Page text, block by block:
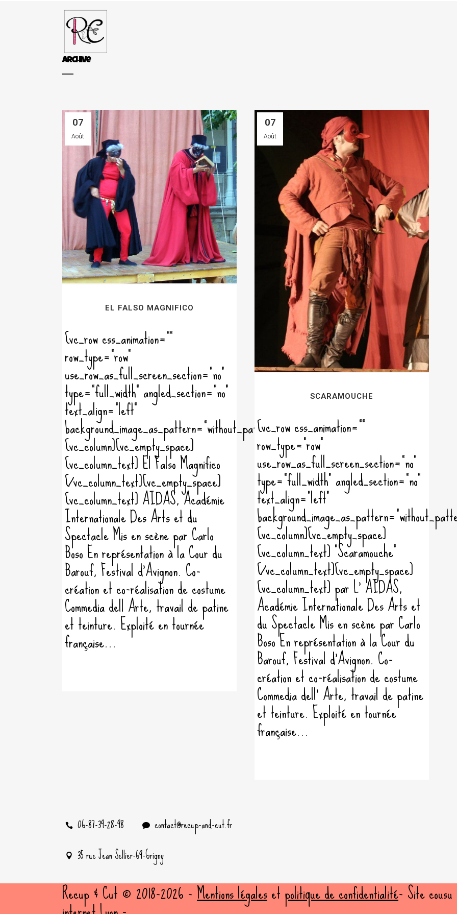
Archive
07
Août
EL FALSO MAGNIFICO
[vc_row css_animation=""
row_type="row"
use_row_as_full_screen_section="no"
type="full_width" angled_section="no"
text_align="left"
background_image_as_pattern="without_pattern"]
[vc_column][vc_empty_space]
[vc_column_text] El Falso Magnifico
[/vc_column_text][vc_empty_space]
[vc_column_text] AIDAS, Académie
Internationale Des Arts et du
Spectacle Mis en scène par Carlo
Boso En représentation à la Cour du
Barouf, Festival d'Avignon. Co-
création et co-réalisation de costume
Commedia dell Arte, travail de patine
et teinture. Exploité en tournée
française...
07
Août
SCARAMOUCHE
[vc_row css_animation=""
row_type="row"
use_row_as_full_screen_section="no"
type="full_width" angled_section="no"
text_align="left"
[vc_column][vc_empty_space]
[vc_column_text] "Scaramouche"
[/vc_column_text][vc_empty_space]
[vc_column_text] par L' AIDAS,
Académie Internationale Des Arts et
du Spectacle Mis en scène par Carlo
Boso En représentation à la Cour du
Barouf, Festival d'Avignon. Co-
création et co-réalisation de costume
Commedia dell' Arte, travail de patine
et teinture. Exploité en tournée
française...
06-87-39-28-98
contact@recup-and-cut.fr
35 rue Jean Sellier-69-Grigny
Recup & Cut © 2018-2026 -Mentionslégalesetpolitique de confidentialité- Site